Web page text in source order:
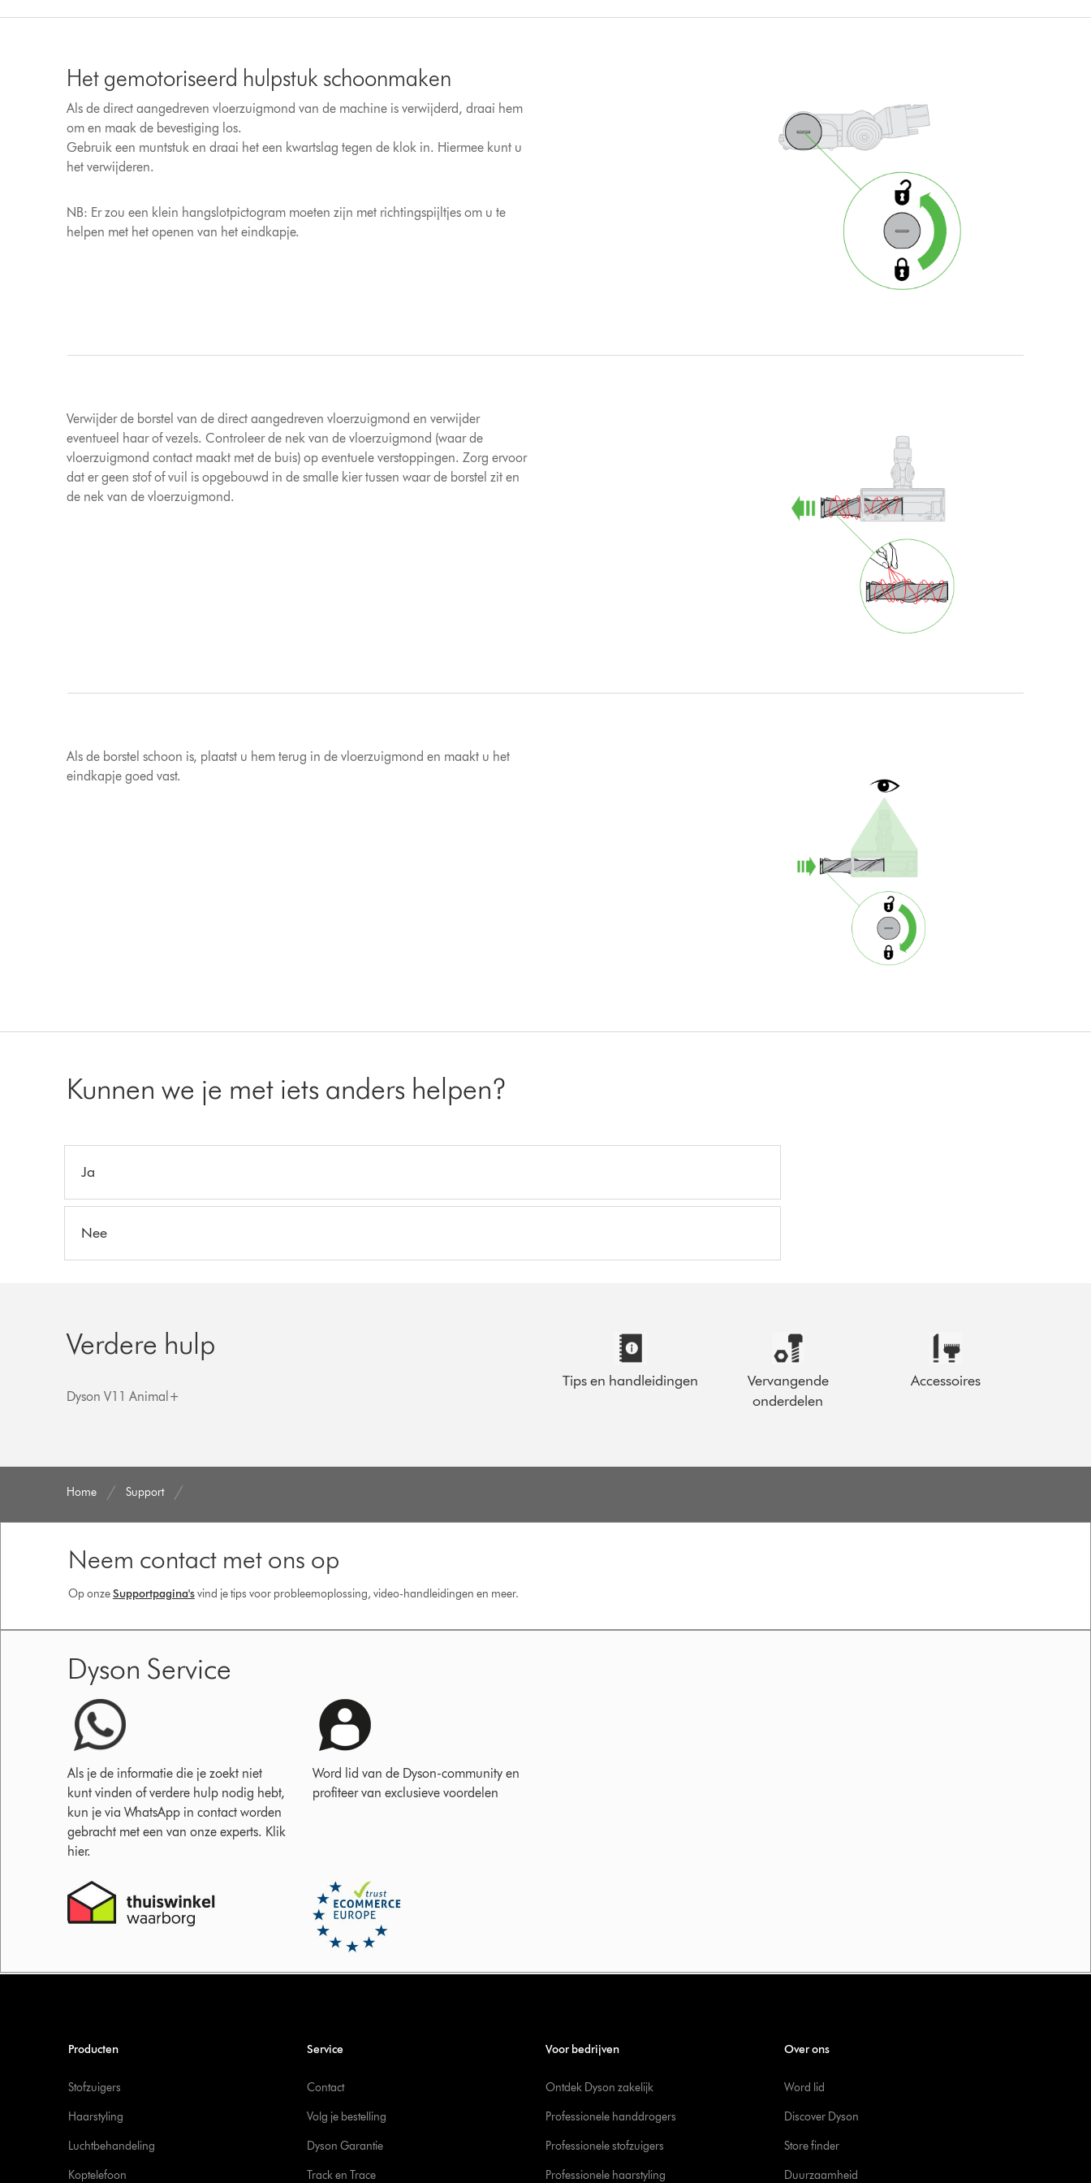
Het gemotoriseerd hulpstuk schoonmaken
Als de direct aangedreven vloerzuigmond van de machine is verwijderd, draai hem
om en maak de bevestiging los.
Gebruik een muntstuk en draai het een kwartslag tegen de klok in. Hiermee kunt u
het verwijderen.
NB: Er zou een klein hangslotpictogram moeten zijn met richtingspijltjes om u te
helpen met het openen van het eindkapje.
Verwijder de borstel van de direct aangedreven vloerzuigmond en verwijder
eventueel haar of vezels. Controleer de nek van de vloerzuigmond (waar de
vloerzuigmond contact maakt met de buis) op eventuele verstoppingen. Zorg ervoor
dat er geen stof of vuil is opgebouwd in de smalle kier tussen waar de borstel zit en
de nek van de vloerzuigmond.
Als de borstel schoon is, plaatst u hem terug in de vloerzuigmond en maakt u het
eindkapje goed vast.
Kunnen we je met iets anders helpen?
Ja
Nee
Verdere hulp
Dyson V11 Animal+
Tips en handleidingen
Vervangende
onderdelen
Accessoires
Home Support
Neem contact met ons op
Op onzeSupportpagina'svind je tips voor probleemoplossing, video-handleidingen en meer.
Dyson Service
Als je de informatie die je zoekt niet
kunt vinden of verdere hulp nodig hebt,
kun je via WhatsApp in contact worden
gebracht met een van onze experts. Klik
hier.
Word lid van de Dyson-community en
profiteer van exclusieve voordelen
Producten
Stofzuigers
Haarstyling
Luchtbehandeling
Koptelefoon
Service
Contact
Volg je bestelling
Dyson Garantie
Track en Trace
Voor bedrijven
Ontdek Dyson zakelijk
Professionele handdrogers
Professionele stofzuigers
Professionele haarstyling
Over ons
Word lid
Discover Dyson
Store finder
Duurzaamheid